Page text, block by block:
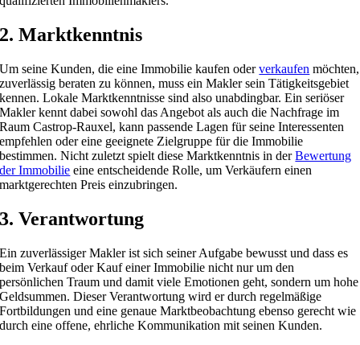
2. Marktkenntnis
Um seine Kunden, die eine Immobilie kaufen oderverkaufen möchten,
zuverlässig beraten zu können, muss ein Makler sein Tätigkeitsgebiet
kennen. Lokale Marktkenntnisse sind also unabdingbar. Ein seriöser
Makler kennt dabei sowohl das Angebot als auch die Nachfrage im
Raum Castrop-Rauxel, kann passende Lagen für seine Interessenten
empfehlen oder eine geeignete Zielgruppe für die Immobilie
bestimmen. Nicht zuletzt spielt diese Marktkenntnis in derBewertung
der Immobilie eine entscheidende Rolle, um Verkäufern einen
marktgerechten Preis einzubringen.
3. Verantwortung
Ein zuverlässiger Makler ist sich seiner Aufgabe bewusst und dass es
beim Verkauf oder Kauf einer Immobilie nicht nur um den
persönlichen Traum und damit viele Emotionen geht, sondern um hohe
Geldsummen. Dieser Verantwortung wird er durch regelmäßige
Fortbildungen und eine genaue Marktbeobachtung ebenso gerecht wie
durch eine offene, ehrliche Kommunikation mit seinen Kunden.